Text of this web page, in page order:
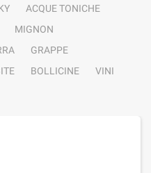
ACQUE TONICHE
MIGNON
GRAPPE
BOLLICINE
VINI